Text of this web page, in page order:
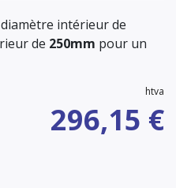
intérieur de
de 250mm pour un
htva
296,15 €